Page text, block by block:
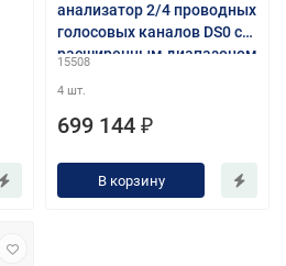
анализатор 2/4 проводных
голосовых каналов DS0 с
расширенным диапазоном
15508
4 шт.
699 144 ₽
В корзину